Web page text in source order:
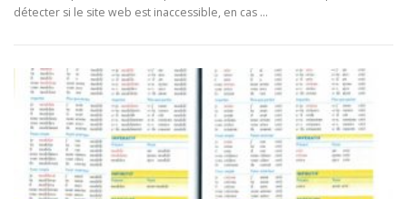
détecter si le site web est inaccessible, en cas …